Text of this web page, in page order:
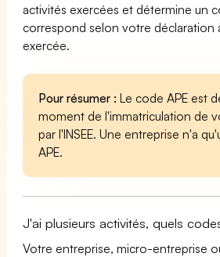
activités exercées et détermine un
correspond selon votre déclaration
exercée.
Pour résumer : Le code APE est
moment de l'immatriculation de
par l'INSEE. Une entreprise n'a
APE.
J'ai plusieurs activités, quels
Votre entreprise, micro-entreprise